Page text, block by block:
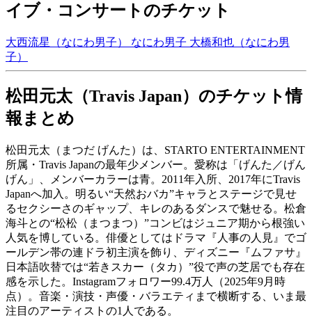
イブ・コンサートのチケット
大西流星（なにわ男子） なにわ男子 大橋和也（なにわ男
子）
松田元太（Travis Japan）のチケット情
報まとめ
松田元太（まつだ げんた）は、STARTO ENTERTAINMENT
所属・Travis Japanの最年少メンバー。愛称は「げんた／げん
げん」、メンバーカラーは青。2011年入所、2017年にTravis
Japanへ加入。明るい“天然おバカ”キャラとステージで見せ
るセクシーさのギャップ、キレのあるダンスで魅せる。松倉
海斗との“松松（まつまつ）”コンビはジュニア期から根強い
人気を博している。俳優としてはドラマ『人事の人見』でゴ
ールデン帯の連ドラ初主演を飾り、ディズニー『ムファサ』
日本語吹替では“若きスカー（タカ）”役で声の芝居でも存在
感を示した。Instagramフォロワー99.4万人（2025年9月時
点）。音楽・演技・声優・バラエティまで横断する、いま最
注目のアーティストの1人である。